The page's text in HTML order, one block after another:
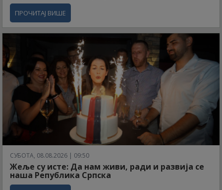
ПРОЧИТАЈ ВИШЕ
СУБОТА, 08.08.2026 | 09:50
Жеље су исте: Да нам живи, ради и развија се
наша Република Српска